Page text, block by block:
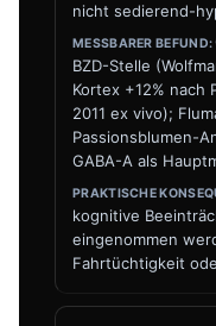
nicht sedierend-
BZD-Stelle
Kortex +12% nach
2011 ex vivo);
Passionsblumen-
GABA-A als
kognitive
eingenommen
Fahrtüchtigkeit